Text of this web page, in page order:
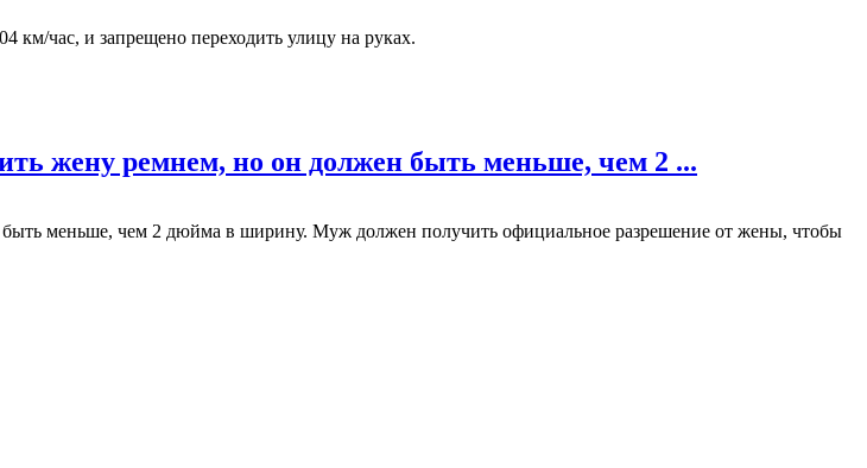
км/час, и запрещено переходить улицу на руках.
жену ремнем, но он должен быть меньше, чем 2 ...
меньше, чем 2 дюйма в ширину. Муж должен получить официальное разрешение от жены, чтобы